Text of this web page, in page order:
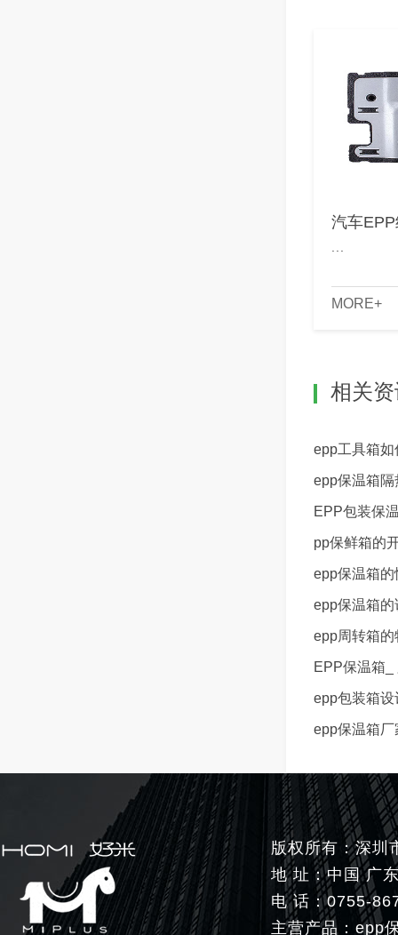
汽车
MORE+
相关
epp工具箱如
epp保温箱隔
EPP包装保
pp保鲜箱的
epp保温箱
epp保温箱的
epp周转箱的
EPP保温箱
epp包装箱设
epp保温箱
版权所有：深
地 址：中国 广
电 话：0755-
主营产品：epp